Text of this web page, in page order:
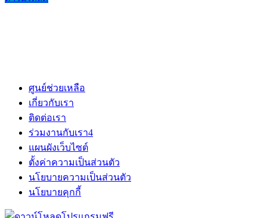
ศูนย์ช่วยเหลือ
เกี่ยวกับเรา
ติดต่อเรา
ร่วมงานกับเรา4
แผนผังเว็บไซต์
ตั้งค่าความเป็นส่วนตัว
นโยบายความเป็นส่วนตัว
นโยบายคุกกี้